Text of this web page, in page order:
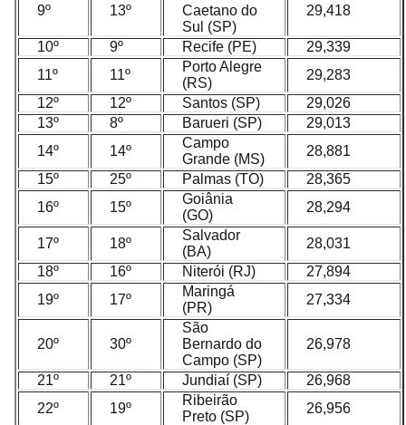
9º 13º
Caetano do
Sul (SP)
29,418
10º 9º Recife (PE)
29,339
11º
11º
Porto Alegre
(RS)
29,283
12º
12º Santos (SP)
29,026
13º
8º Barueri (SP)
29,013
14º
14º
Campo
Grande (MS)
28,881
15º
25º Palmas (TO)
28,365
16º
15º
Goiânia
(GO)
28,294
17º 18º
Salvador
(BA)
28,031
18º
16º Niterói (RJ)
27,894
19º
17º
Maringá
(PR)
27,334
20º 30º
São
Bernardo do
Campo (SP)
26,978
21º 21º Jundiaí (SP)
26,968
22º
19º
Ribeirão
Preto (SP)
26,956